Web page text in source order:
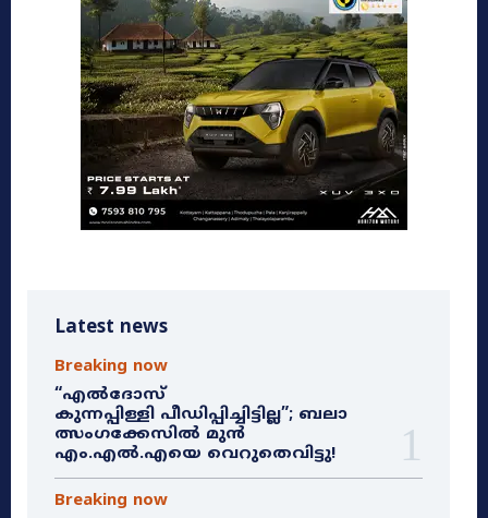
Latest news
Breaking now
“എൽദോസ്
കുന്നപ്പിള്ളി പീഡിപ്പിച്ചിട്ടില്ല”; ബലാ
ത്സംഗക്കേസിൽ മുൻ
എം.എൽ.എയെ വെറുതെവിട്ടു!
Breaking now